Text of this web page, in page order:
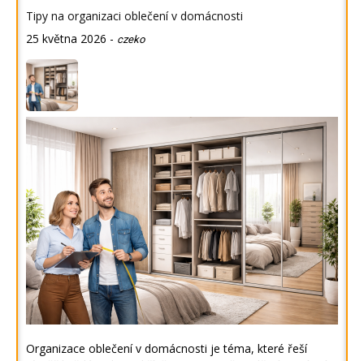
Tipy na organizaci oblečení v domácnosti
25 května 2026 - czeko
Organizace oblečení v domácnosti je téma, které řeší